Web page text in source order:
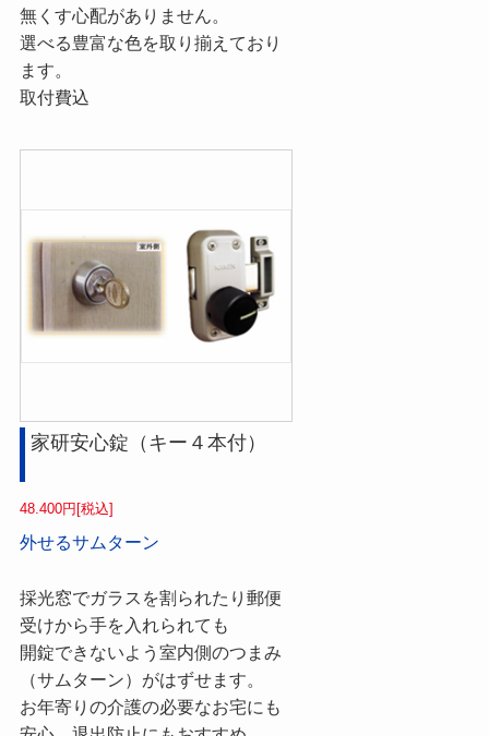
無くす心配がありません。
選べる豊富な色を取り揃えており
ます。
取付費込
家研安心錠（キー４本付）
48.400円[税込]
外せるサムターン
採光窓でガラスを割られたり郵便
受けから手を入れられても
開錠できないよう室内側のつまみ
（サムターン）がはずせます。
お年寄りの介護の必要なお宅にも